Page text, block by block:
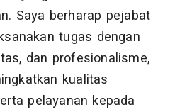
Saya berharap pejabat
tugas dengan
dan profesionalisme,
kualitas
pelayanan kepada